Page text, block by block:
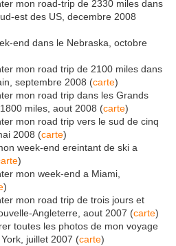
mon road-trip de 2330 miles dans
est des US, decembre 2008
end dans le Nebraska, octobre
mon road trip de 2100 miles dans
septembre 2008 (carte)
mon road trip dans les Grands
miles, aout 2008 (carte)
mon road trip vers le sud de cinq
2008 (carte)
week-end ereintant de ski a
)
mon week-end a Miami,
)
mon road trip de trois jours et
Angleterre, aout 2007 (carte)
toutes les photos de mon voyage
juillet 2007 (carte)